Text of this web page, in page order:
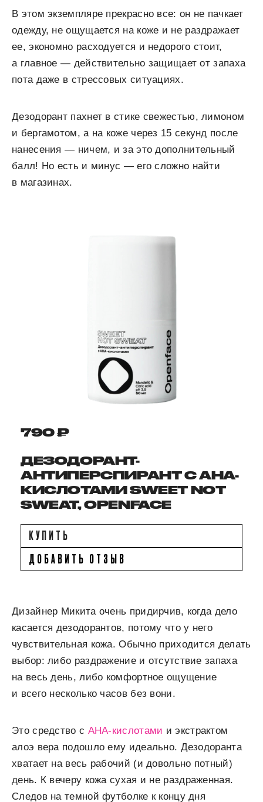
В этом экземпляре прекрасно все: он не пачкает
одежду, не ощущается на коже и не раздражает
ее, экономно расходуется и недорого стоит,
а главное — действительно защищает от запаха
пота даже в стрессовых ситуациях.
Дезодорант пахнет в стике свежестью, лимоном
и бергамотом, а на коже через 15 секунд после
нанесения — ничем, и за это дополнительный
балл! Но есть и минус — его сложно найти
в магазинах.
790 ₽
ДЕЗОДОРАНТ-
АНТИПЕРСПИРАНТ С AHA-
КИСЛОТАМИ SWEET NOT
SWEAT, OPENFACE
КУПИТЬ
ДОБАВИТЬ ОТЗЫВ
Дизайнер Микита очень придирчив, когда дело
касается дезодорантов, потому что у него
чувствительная кожа. Обычно приходится делать
выбор: либо раздражение и отсутствие запаха
на весь день, либо комфортное ощущение
и всего несколько часов без вони.
Это средство с AHA-кислотами и экстрактом
алоэ вера подошло ему идеально. Дезодоранта
хватает на весь рабочий (и довольно потный)
день. К вечеру кожа сухая и не раздраженная.
Следов на темной футболке к концу дня